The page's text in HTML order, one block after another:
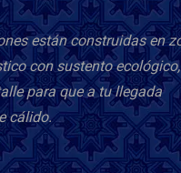
están construidas en
con sustento ecológico,
para que a tu llegada
cálido.